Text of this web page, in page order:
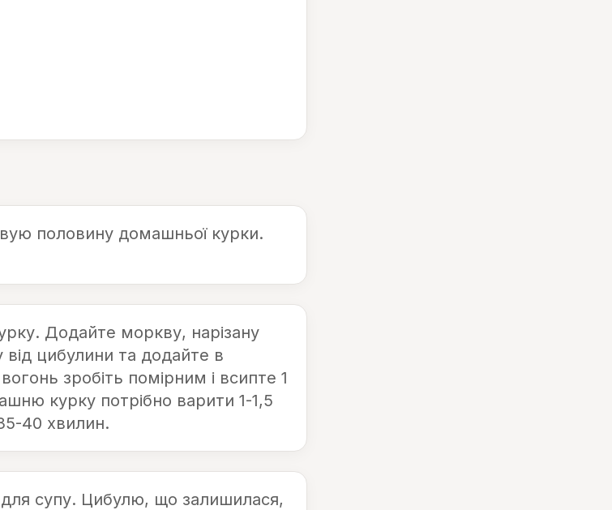
половину домашньої курки.
Додайте моркву, нарізану
цибулини та додайте в
зробіть помірним і всипте 1
курку потрібно варити 1-1,5
40 хвилин.
супу. Цибулю, що залишилася,